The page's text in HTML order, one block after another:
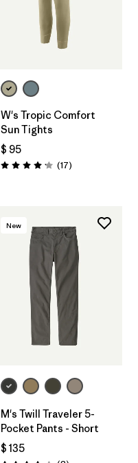
W's Tropic Comfort
Sun Tights
$ 95
Valoración: 4.2 / 5
(17Comentarios
)
New
M's Twill Traveler 5-
Pocket Pants - Short
$ 135